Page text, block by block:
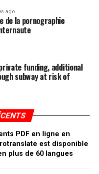
ago
de la pornographie
funding, additional
subway at risk of
PDF en ligne en
est disponible
plus de 60 langues